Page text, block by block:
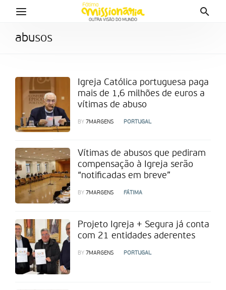
abusos
Igreja Católica portuguesa paga
mais de 1,6 milhões de euros a
vítimas de abuso
BY 7MARGENS PORTUGAL
Vítimas de abusos que pediram
compensação à Igreja serão
“notificadas em breve”
BY 7MARGENS FÁTIMA
Projeto Igreja + Segura já conta
com 21 entidades aderentes
BY 7MARGENS PORTUGAL